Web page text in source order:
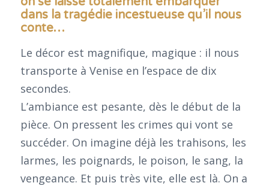
dans la tragédie incestueuse qu’il nous
conte…
Le décor est magnifique, magique : il nous
transporte à Venise en l’espace de dix
secondes.
L’ambiance est pesante, dès le début de la
pièce. On pressent les crimes qui vont se
succéder. On imagine déjà les trahisons, les
larmes, les poignards, le poison, le sang, la
vengeance. Et puis très vite, elle est là. On a